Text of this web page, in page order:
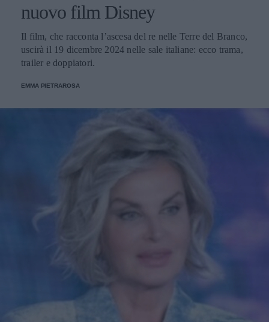
nuovo film Disney
Il film, che racconta l’ascesa del re nelle Terre del Branco,
uscirà il 19 dicembre 2024 nelle sale italiane: ecco trama,
trailer e doppiatori.
EMMA PIETRAROSA